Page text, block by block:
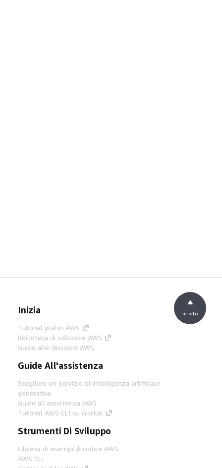
Inizia
Tutorial pratici AWS
Biblioteca di soluzioni AWS
Guide alle decisioni AWS
Guide All'assistenza
Scegliere un servizio di intelligenza artificiale
generativa
Guide all'assistenza AWS
Tutorial AWS CLI su GitHub
Strumenti Di Sviluppo
Libreria di esempi di codice AWS
AWS CLI
in alto